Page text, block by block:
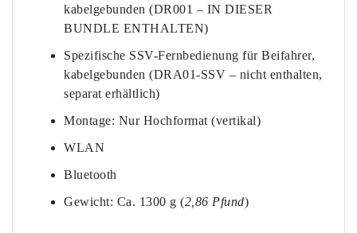
kabelgebunden (DR001 – IN DIESER
BUNDLE ENTHALTEN)
Spezifische SSV-Fernbedienung für Beifahrer,
kabelgebunden (DRA01-SSV – nicht enthalten,
separat erhältlich)
Montage: Nur Hochformat (vertikal)
WLAN
Bluetooth
Gewicht: Ca. 1300 g (2,86 Pfund)